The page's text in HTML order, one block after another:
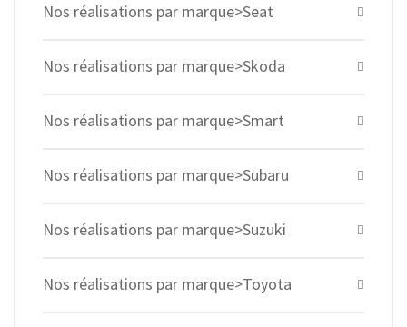
Nos réalisations par marque>Seat
Nos réalisations par marque>Skoda
Nos réalisations par marque>Smart
Nos réalisations par marque>Subaru
Nos réalisations par marque>Suzuki
Nos réalisations par marque>Toyota